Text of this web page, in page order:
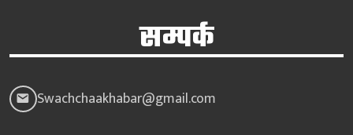
सम्पर्क
Swachchaakhabar@gmail.com